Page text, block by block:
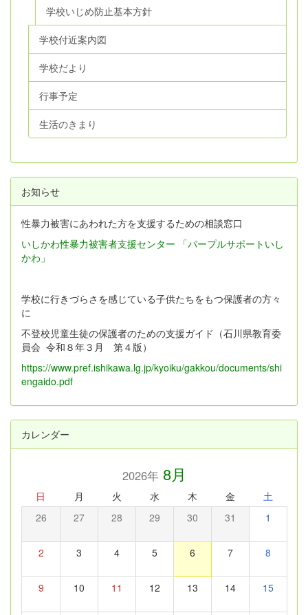
学校いじめ防止基本方針
学校付近案内図
学校だより
行事予定
生活のきまり
お知らせ
性暴力被害にあわれた方を支援するための相談窓口
いしかわ性暴力被害者支援センター 「パープルサポートいし
かわ」
学校に行きづらさを感じている子供たちをもつ保護者の方々
に
不登校児童生徒の保護者のための支援ガイド（石川県教育委
員会 令和８年３月 第４版）
https://www.pref.ishikawa.lg.jp/kyoiku/gakkou/documents/shi
engaido.pdf
カレンダー
2026年8月
日 月 火 水 木 金 土
26 27 28 29 30 31 1
2 3 4 5 6 7 8
9 10 11 12 13 14 15